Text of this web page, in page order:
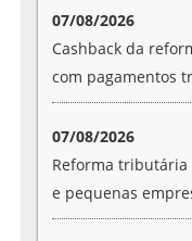
07/08/2026
Cashback da
com pagamentos
07/08/2026
Reforma
e pequenas